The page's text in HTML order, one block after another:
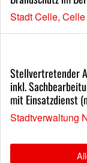
Stadt Celle, Celle
Stellvertretender
inkl.
mit Einsatzdienst
Stadtverwaltung